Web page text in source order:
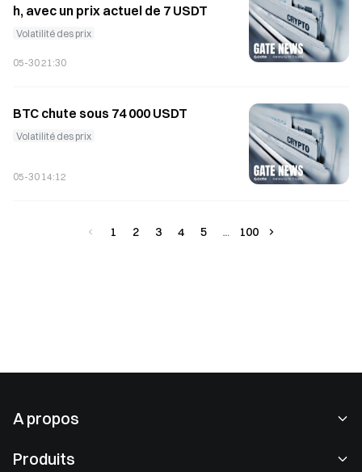
h, avec un prix actuel de 7 USDT
Volatilité des prix
05-30 21:30
BTC chute sous 74 000 USDT
Volatilité des prix
05-30 14:12
1 2 3 4 5 100
A propos
Produits